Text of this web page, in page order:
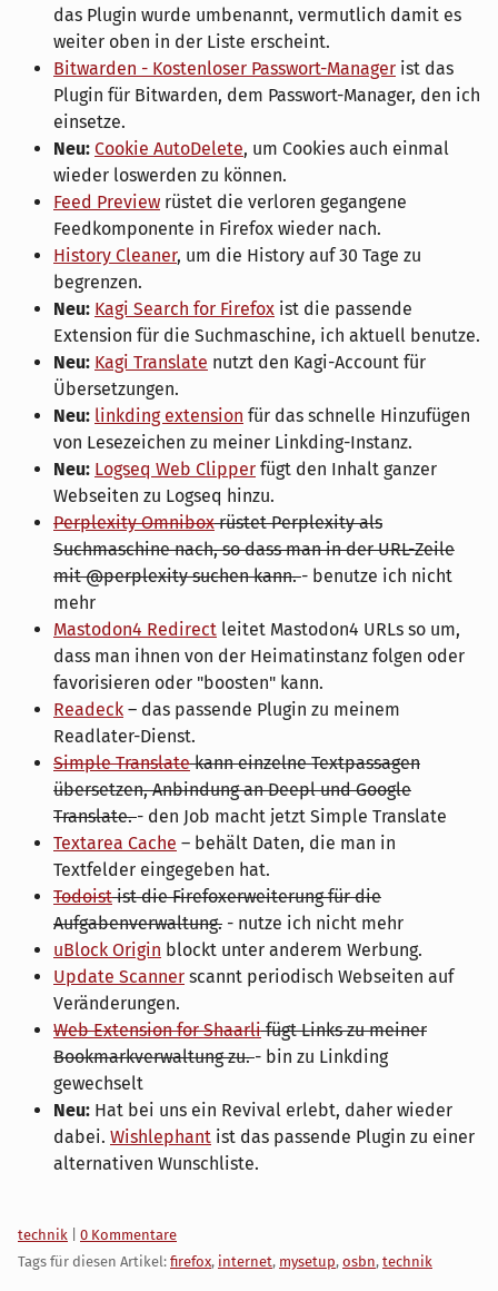
das Plugin wurde umbenannt, vermutlich damit es
weiter oben in der Liste erscheint.
Bitwarden - Kostenloser Passwort-Manager ist das
Plugin für Bitwarden, dem Passwort-Manager, den ich
einsetze.
Neu: Cookie AutoDelete, um Cookies auch einmal
wieder loswerden zu können.
Feed Preview rüstet die verloren gegangene
Feedkomponente in Firefox wieder nach.
History Cleaner, um die History auf 30 Tage zu
begrenzen.
Neu: Kagi Search for Firefox ist die passende
Extension für die Suchmaschine, ich aktuell benutze.
Neu: Kagi Translate nutzt den Kagi-Account für
Übersetzungen.
Neu: linkding extension für das schnelle Hinzufügen
von Lesezeichen zu meiner Linkding-Instanz.
Neu: Logseq Web Clipper fügt den Inhalt ganzer
Webseiten zu Logseq hinzu.
Perplexity Omniboxrüstet Perplexity als
Suchmaschine nach, so dass man in der URL-Zeile
mit @perplexity suchen kann.- benutze ich nicht
mehr
Mastodon4 Redirect leitet Mastodon4 URLs so um,
dass man ihnen von der Heimatinstanz folgen oder
favorisieren oder "boosten" kann.
Readeck – das passende Plugin zu meinem
Readlater-Dienst.
Simple Translatekann einzelne Textpassagen
übersetzen, Anbindung an Deepl und Google
Translate.- den Job macht jetzt Simple Translate
Textarea Cache – behält Daten, die man in
Textfelder eingegeben hat.
Todoistist die Firefoxerweiterung für die
Aufgabenverwaltung. - nutze ich nicht mehr
uBlock Origin blockt unter anderem Werbung.
Update Scanner scannt periodisch Webseiten auf
Veränderungen.
Web Extension for Shaarlifügt Links zu meiner
Bookmarkverwaltung zu.- bin zu Linkding
gewechselt
Neu: Hat bei uns ein Revival erlebt, daher wieder
dabei. Wishlephant ist das passende Plugin zu einer
alternativen Wunschliste.
Kategorien:
technik
0 Kommentare
Tags für diesen Artikel: firefox, internet, mysetup, osbn, technik